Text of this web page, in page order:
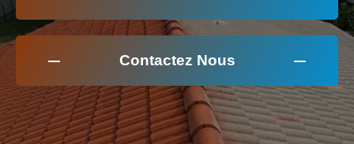
Contactez Nous